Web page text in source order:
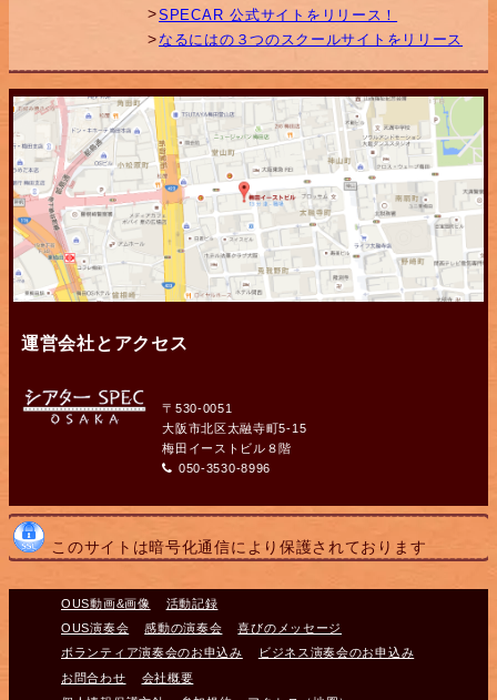
SPECAR 公式サイトをリリース！
なるにはの３つのスクールサイトをリリース
運営会社とアクセス
〒530-0051
大阪市北区太融寺町5-15
梅田イーストビル８階
050-3530-8996
このサイトは暗号化通信により保護されております
OUS動画&画像
活動記録
OUS演奏会
感動の演奏会
喜びのメッセージ
ボランティア演奏会のお申込み
ビジネス演奏会のお申込み
お問合わせ
会社概要